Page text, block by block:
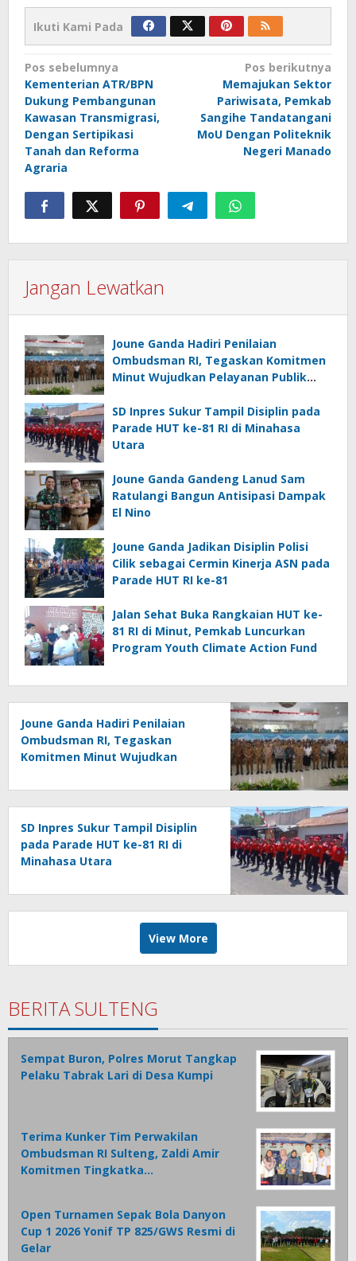
Ikuti Kami Pada
Navigasi
pos
Pos sebelumnya
Kementerian ATR/BPN
Dukung Pembangunan
Kawasan Transmigrasi,
Dengan Sertipikasi
Tanah dan Reforma
Agraria
Pos berikutnya
Memajukan Sektor
Pariwisata, Pemkab
Sangihe Tandatangani
MoU Dengan Politeknik
Negeri Manado
Jangan Lewatkan
Joune Ganda Hadiri Penilaian
Ombudsman RI, Tegaskan Komitmen
Minut Wujudkan Pelayanan Publik
SD Inpres Sukur Tampil Disiplin pada
Parade HUT ke-81 RI di Minahasa
Utara
Joune Ganda Gandeng Lanud Sam
Ratulangi Bangun Antisipasi Dampak
El Nino
Joune Ganda Jadikan Disiplin Polisi
Cilik sebagai Cermin Kinerja ASN pada
Parade HUT RI ke-81
Jalan Sehat Buka Rangkaian HUT ke-
81 RI di Minut, Pemkab Luncurkan
Program Youth Climate Action Fund
Joune Ganda Hadiri Penilaian
Ombudsman RI, Tegaskan
Komitmen Minut Wujudkan
SD Inpres Sukur Tampil Disiplin
pada Parade HUT ke-81 RI di
Minahasa Utara
View More
BERITA SULTENG
Sempat Buron, Polres Morut Tangkap
Pelaku Tabrak Lari di Desa Kumpi
Terima Kunker Tim Perwakilan
Ombudsman RI Sulteng, Zaldi Amir
Komitmen Tingkatka…
Open Turnamen Sepak Bola Danyon
Cup 1 2026 Yonif TP 825/GWS Resmi di
Gelar